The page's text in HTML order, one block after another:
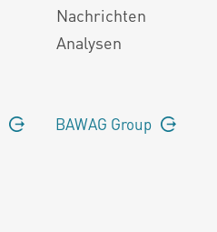
Nachrichten
Analysen
BAWAG Group